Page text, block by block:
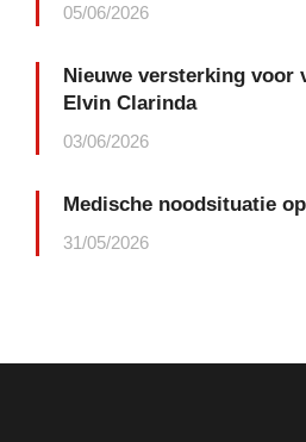
05/06/2026
Nieuwe versterking voor
Elvin Clarinda
03/06/2026
Medische noodsituatie
31/05/2026